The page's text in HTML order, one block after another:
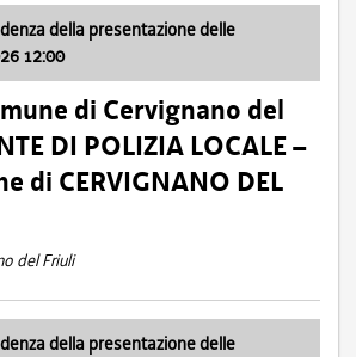
della presentazione delle
12:00
di Cervignano del
DI POLIZIA LOCALE –
di CERVIGNANO DEL
del Friuli
della presentazione delle